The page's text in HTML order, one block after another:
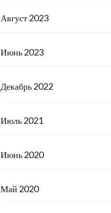
Август 2023
Июнь 2023
Декабрь 2022
Июль 2021
Июнь 2020
Май 2020